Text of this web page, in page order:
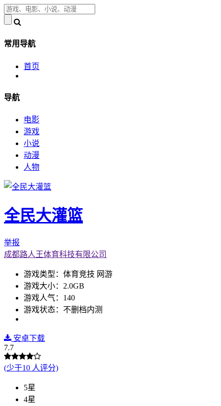
常用导航
首页
导航
电影
游戏
小说
动漫
人物
全民大灌篮
举报
成都路人王体育科技有限公司
游戏类型：体育竞技 网游
游戏大小：2.0GB
游戏人气：140
游戏状态：不删档内测
安卓下载
7.7
(少于10 人评分)
5星
4星